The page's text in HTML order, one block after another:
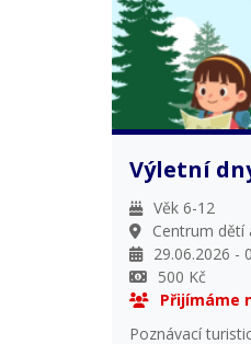
Výletní
Věk 6-12
Centrum dětí
29.06.2026 -
500 Kč
Přijímáme
Poznávací